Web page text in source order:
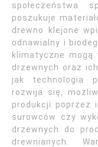
społeczeństwa
poszukuje
drewno klejone
odnawialny i
klimatyczne mogą
drzewnych oraz
jak technologia
rozwija się,
produkcji poprzez
surowców czy
drzewnych do
drewnianych.